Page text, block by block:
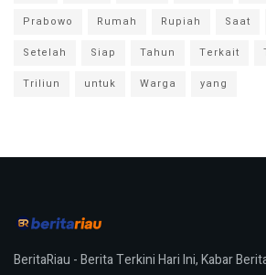
Prabowo
Rumah Rupiah Saat
Setelah
Siap Tahun Terkait
Triliun
untuk Warga yang
BeritaRiau - Berita Terkini Hari Ini, Kabar